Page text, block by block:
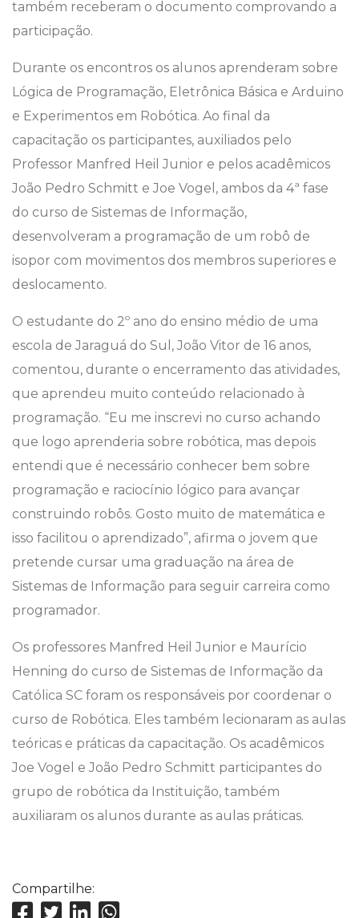
também receberam o documento comprovando a
participação.
Durante os encontros os alunos aprenderam sobre
Lógica de Programação, Eletrônica Básica e Arduino
e Experimentos em Robótica. Ao final da
capacitação os participantes, auxiliados pelo
Professor Manfred Heil Junior e pelos acadêmicos
João Pedro Schmitt e Joe Vogel, ambos da 4ª fase
do curso de Sistemas de Informação,
desenvolveram a programação de um robô de
isopor com movimentos dos membros superiores e
deslocamento.
O estudante do 2º ano do ensino médio de uma
escola de Jaraguá do Sul, João Vitor de 16 anos,
comentou, durante o encerramento das atividades,
que aprendeu muito conteúdo relacionado à
programação. “Eu me inscrevi no curso achando
que logo aprenderia sobre robótica, mas depois
entendi que é necessário conhecer bem sobre
programação e raciocínio lógico para avançar
construindo robôs. Gosto muito de matemática e
isso facilitou o aprendizado”, afirma o jovem que
pretende cursar uma graduação na área de
Sistemas de Informação para seguir carreira como
programador.
Os professores Manfred Heil Junior e Maurício
Henning do curso de Sistemas de Informação da
Católica SC foram os responsáveis por coordenar o
curso de Robótica. Eles também lecionaram as aulas
teóricas e práticas da capacitação. Os acadêmicos
Joe Vogel e João Pedro Schmitt participantes do
grupo de robótica da Instituição, também
auxiliaram os alunos durante as aulas práticas.
Compartilhe: